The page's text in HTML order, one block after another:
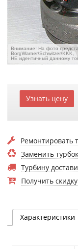
Внимание! На фото
BorgWarner/Schwitzer/KKK,
НЕ идентичный данному
Узнать цену
Ремонтировать
Заменить
Турбину
Получить скидку
Характеристики